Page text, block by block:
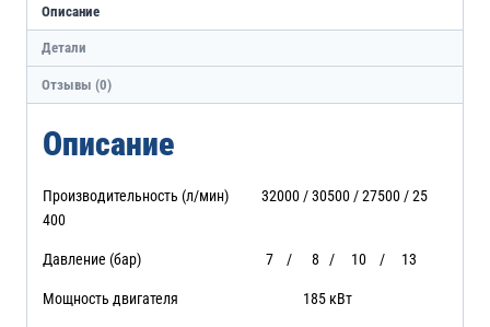
Описание
Детали
Отзывы (0)
Описание
Производительность (л/мин) 32000 / 30500 / 27500 / 25
400
Давление (бар) 7 / 8 / 10 / 13
Мощность двигателя 185 кВт